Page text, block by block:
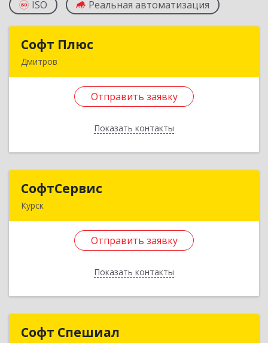
ISO Реальная автоматизация
Софт Плюс
Дмитров
Отправить заявку
Показать контакты
Игнатово с, объединения Воин тер, дом № 106
СофтСервис
Курск
Отправить заявку
Показать контакты
№ 31, кв.141
Софт Спешиал